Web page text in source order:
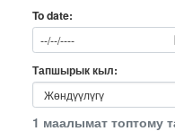
To date
Тапшырык кыл
1 маалымат топтому